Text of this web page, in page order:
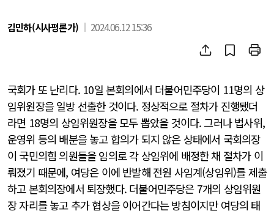
김민하(시사평론가) 2024.06.12 15:36
국회가 또 난리다. 10일 본회의에서 더불어민주당이 11명의 상
임위원장을 일방 선출한 것이다. 정상적으로 절차가 진행됐더
라면 18명의 상임위원장을 모두 뽑았을 것이다. 그러나 법사위,
운영위 등의 배분을 놓고 합의가 되지 않은 상태에서 국회의장
이 국민의힘 의원들을 임의로 각 상임위에 배정한 채 절차가 이
뤄졌기 때문에, 여당은 이에 반발해 전원 사임계(상임위)를 제출
하고 본회의장에서 퇴장했다. 더불어민주당은 7개의 상임위원
장 자리를 놓고 추가 협상을 이어간다는 방침이지만 여당의 태